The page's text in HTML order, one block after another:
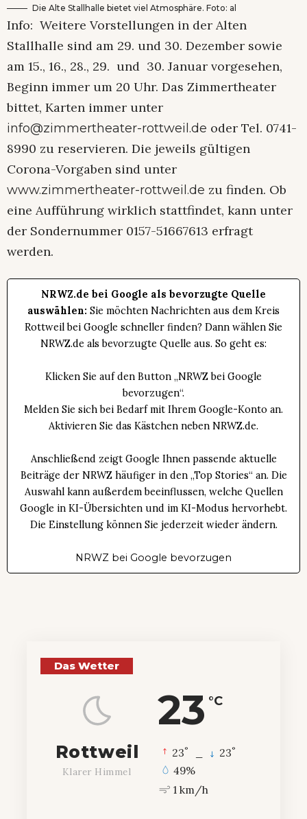
Die Alte Stallhalle bietet viel Atmosphäre. Foto: al
Info: Weitere Vorstellungen in der Alten
Stallhalle sind am 29. und 30. Dezember sowie
am 15., 16., 28., 29. und 30. Januar vorgesehen,
Beginn immer um 20 Uhr. Das Zimmertheater
bittet, Karten immer unter
info@zimmertheater-rottweil.de oder Tel. 0741-
8990 zu reservieren. Die jeweils gültigen
Corona-Vorgaben sind unter
www.zimmertheater-rottweil.de zu finden. Ob
eine Aufführung wirklich stattfindet, kann unter
der Sondernummer 0157-51667613 erfragt
werden.
NRWZ.de bei Google als bevorzugte Quelle
auswählen: Sie möchten Nachrichten aus dem Kreis
Rottweil bei Google schneller finden? Dann wählen Sie
NRWZ.de als bevorzugte Quelle aus. So geht es:
Klicken Sie auf den Button „NRWZ bei Google
bevorzugen“.
Melden Sie sich bei Bedarf mit Ihrem Google-Konto an.
Aktivieren Sie das Kästchen neben NRWZ.de.
Anschließend zeigt Google Ihnen passende aktuelle
Beiträge der NRWZ häufiger in den „Top Stories“ an. Die
Auswahl kann außerdem beeinflussen, welche Quellen
Google in KI-Übersichten und im KI-Modus hervorhebt.
Die Einstellung können Sie jederzeit wieder ändern.
NRWZ bei Google bevorzugen
Das Wetter
23 °C
Rottweil
Klarer Himmel
23° 23°
49%
1 km/h